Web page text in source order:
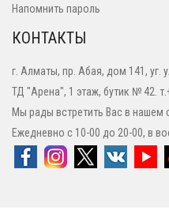
Напомнить пароль
КОНТАКТЫ
г. Алматы, пр. Абая, дом 141, уг.
ТД "Арена", 1 этаж, бутик № 42.
Мы рады встретить Вас в нашем
Ежедневно с 10-00 до 20-00, в